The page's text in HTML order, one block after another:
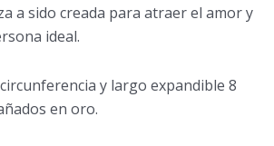
a sido creada para atraer el amor y
ideal.
y largo expandible 8
en oro.